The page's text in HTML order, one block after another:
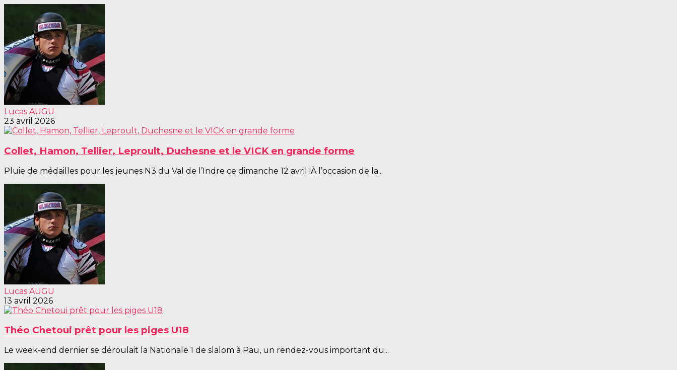
Lucas AUGU
23 avril 2026
Collet, Hamon, Tellier, Leproult, Duchesne et le VICK en grande forme
Pluie de médailles pour les jeunes N3 du Val de l’Indre ce dimanche 12 avril !À l’occasion de la...
Lucas AUGU
13 avril 2026
Théo Chetoui prêt pour les piges U18
Le week-end dernier se déroulait la Nationale 1 de slalom à Pau, un rendez-vous important du...